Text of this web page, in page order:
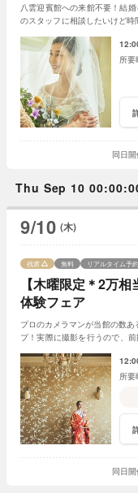
八雲迎賓館への来館不要！結
のスタッフに相談したいけど
同日
Thu Sep 10
9/10 (木)
【木曜限定＊2万
体験フェア
残席 無料 リアルタイム予約
プロのカメラマンが当館の数
プ！実際に撮影を行うので、
同日